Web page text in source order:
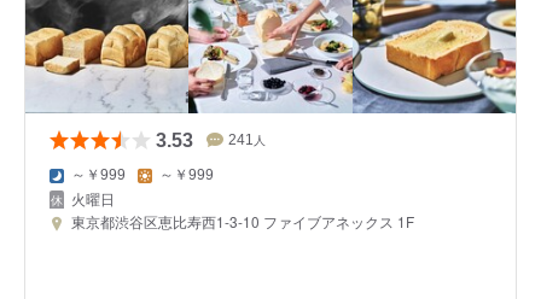
3.53 241 人
～￥999 ～￥999
火曜日
東京都渋谷区恵比寿西1-3-10 ファイブアネックス 1F